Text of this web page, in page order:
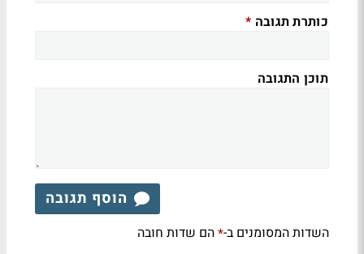
כותרת תגובה *
תוכן התגובה
הוסף תגובה
השדות המסומנים ב-*הם שדות חובה